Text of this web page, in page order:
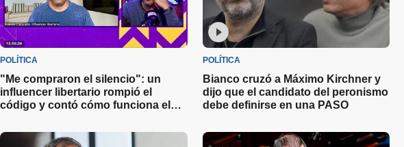
POLÍTICA
"Me compraron el silencio": un
influencer libertario rompió el
código y contó cómo funciona el
POLÍTICA
Bianco cruzó a Máximo Kirchner y
dijo que el candidato del peronismo
debe definirse en una PASO